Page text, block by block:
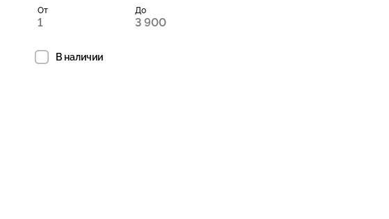
От До
В наличии